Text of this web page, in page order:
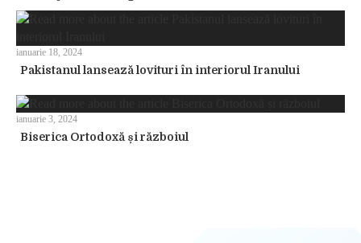
Pakistanul lansează lovituri în interiorul Iranului
ianuarie 18, 2024
Biserica Ortodoxă și războiul
ianuarie 3, 2024